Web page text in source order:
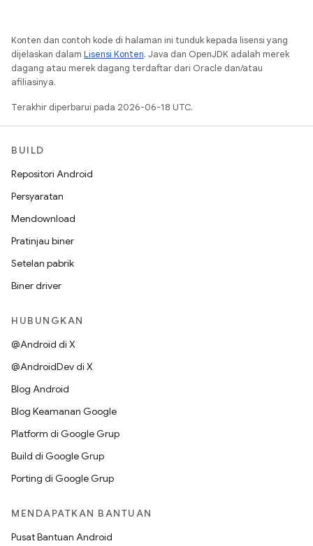
Konten dan contoh kode di halaman ini tunduk kepada lisensi yang
dijelaskan dalam Lisensi Konten. Java dan OpenJDK adalah merek
dagang atau merek dagang terdaftar dari Oracle dan/atau
afiliasinya.
Terakhir diperbarui pada 2026-06-18 UTC.
BUILD
Repositori Android
Persyaratan
Mendownload
Pratinjau biner
Setelan pabrik
Biner driver
HUBUNGKAN
@Android di X
@AndroidDev di X
Blog Android
Blog Keamanan Google
Platform di Google Grup
Build di Google Grup
Porting di Google Grup
MENDAPATKAN BANTUAN
Pusat Bantuan Android